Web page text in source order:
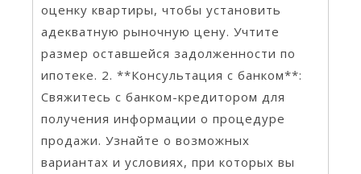
оценку квартиры, чтобы установить
адекватную рыночную цену. Учтите
размер оставшейся задолженности по
ипотеке. 2. **Консультация с банком**:
Свяжитесь с банком-кредитором для
получения информации о процедуре
продажи. Узнайте о возможных
вариантах и условиях, при которых вы